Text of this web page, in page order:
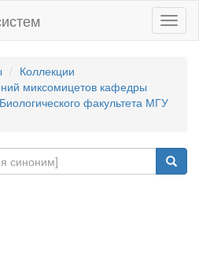
Коллекции
миксомицетов кафедры
факультета МГУ